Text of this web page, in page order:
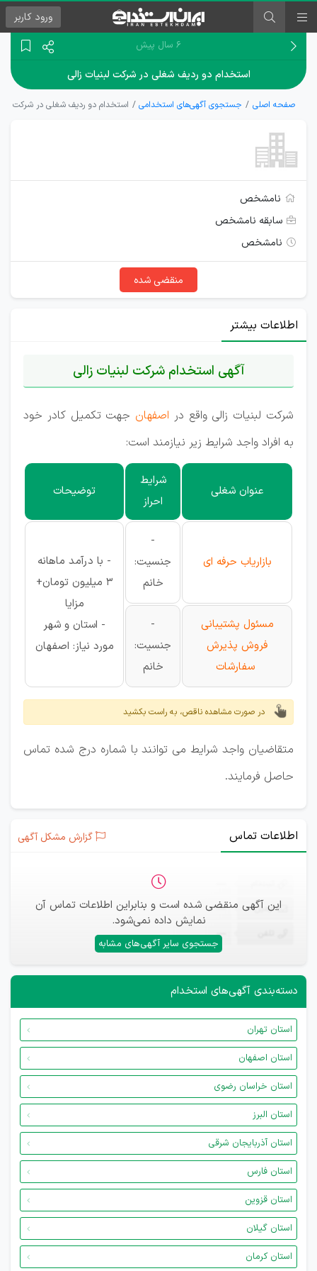
ورود کاربر
۶ سال پیش
استخدام دو ردیف شغلی در شرکت لبنیات زالی
صفحه اصلی جستجوی آگهی‌های استخدامی استخدام دو ردیف شغلی در شرکت
نامشخص
سابقه نامشخص
نامشخص
منقضی شده
اطلاعات بیشتر
آگهی استخدام شرکت لبنیات زالی
شرکت لبنیات زالی واقع در اصفهان جهت تکمیل کادر خود
به افراد واجد شرایط زیر نیازمند است:
عنوان شغلی
شرایط
احراز
توضیحات
بازاریاب حرفه ای
-
جنسیت:
خانم
- با درآمد ماهانه
3 میلیون تومان+
مزایا
- استان و شهر
مورد نیاز: اصفهان
مسئول پشتیبانی
فروش پذیرش
سفارشات
-
جنسیت:
خانم
در صورت مشاهده ناقص، به راست بکشید
متقاضیان واجد شرایط می توانند با شماره درج شده تماس
حاصل فرمایند.
اطلاعات تماس گزارش مشکل آگهی
این آگهی منقضی شده است و بنابراین اطلاعات تماس آن
نمایش داده نمی‌شود.
جستجوی سایر آگهی‌های مشابه
ایمیل —
—
دسته‌بندی آگهی‌های استخدام
استان تهران
استان اصفهان
استان خراسان رضوی
استان البرز
استان آذربایجان شرقی
استان فارس
استان قزوین
استان گیلان
استان کرمان